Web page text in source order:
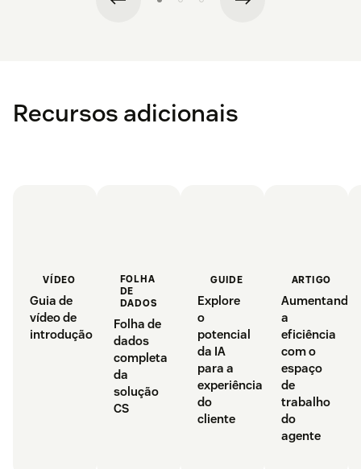
Recursos adicionais
VÍDEO
Guia de
vídeo de
introdução
FOLHA
DE
DADOS
Folha de
dados
completa
da
solução
CS
GUIDE
Explore
o
potencial
da IA
para a
experiência
do
cliente
ARTIGO
Aumentando
a
eficiência
com o
espaço
de
trabalho
do
agente